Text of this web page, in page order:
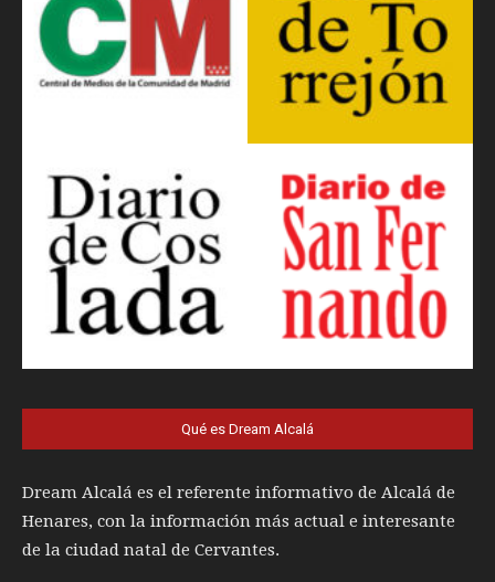
Qué es Dream Alcalá
Dream Alcalá es el referente informativo de Alcalá de
Henares, con la información más actual e interesante
de la ciudad natal de Cervantes.